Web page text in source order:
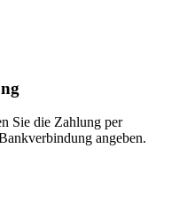
Sie die Zahlung per
angeben.